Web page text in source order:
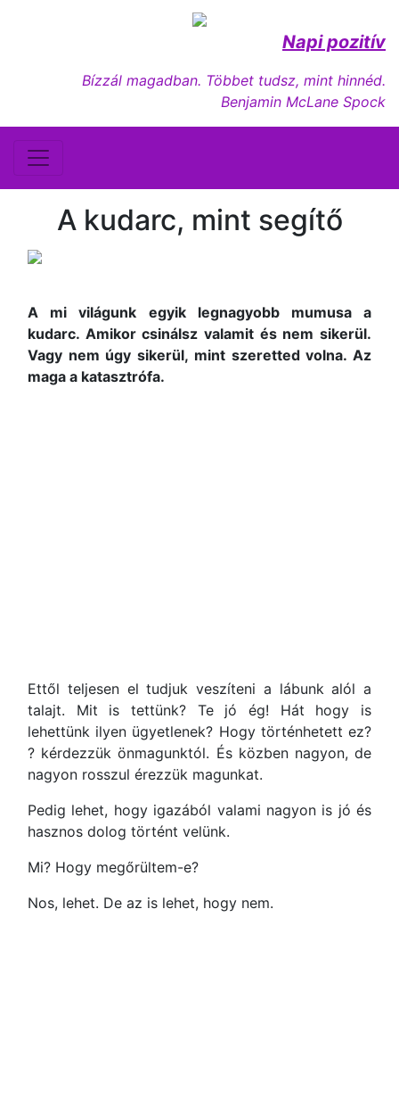
Napi pozitív
Bízzál magadban. Többet tudsz, mint hinnéd.
Benjamin McLane Spock
A kudarc, mint segítő
A mi világunk egyik legnagyobb mumusa a
kudarc. Amikor csinálsz valamit és nem sikerül.
Vagy nem úgy sikerül, mint szeretted volna. Az
maga a katasztrófa.
Ettől teljesen el tudjuk veszíteni a lábunk alól a
talajt. Mit is tettünk? Te jó ég! Hát hogy is
lehettünk ilyen ügyetlenek? Hogy történhetett ez?
? kérdezzük önmagunktól. És közben nagyon, de
nagyon rosszul érezzük magunkat.
Pedig lehet, hogy igazából valami nagyon is jó és
hasznos dolog történt velünk.
Mi? Hogy megőrültem-e?
Nos, lehet. De az is lehet, hogy nem.